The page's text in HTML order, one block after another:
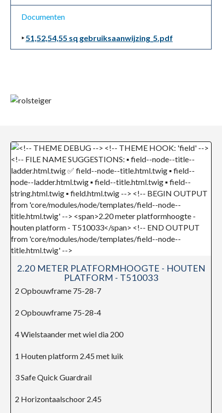
Documenten
51,52,54,55 sq gebruiksaanwijzing_5.pdf
2.20 METER PLATFORMHOOGTE - HOUTEN
PLATFORM - T510033
2 Opbouwframe 75-28-7
2 Opbouwframe 75-28-4
4 Wielstaander met wiel dia 200
1 Houten platform 2.45 met luik
3 Safe Quick Guardrail
2 Horizontaalschoor 2.45